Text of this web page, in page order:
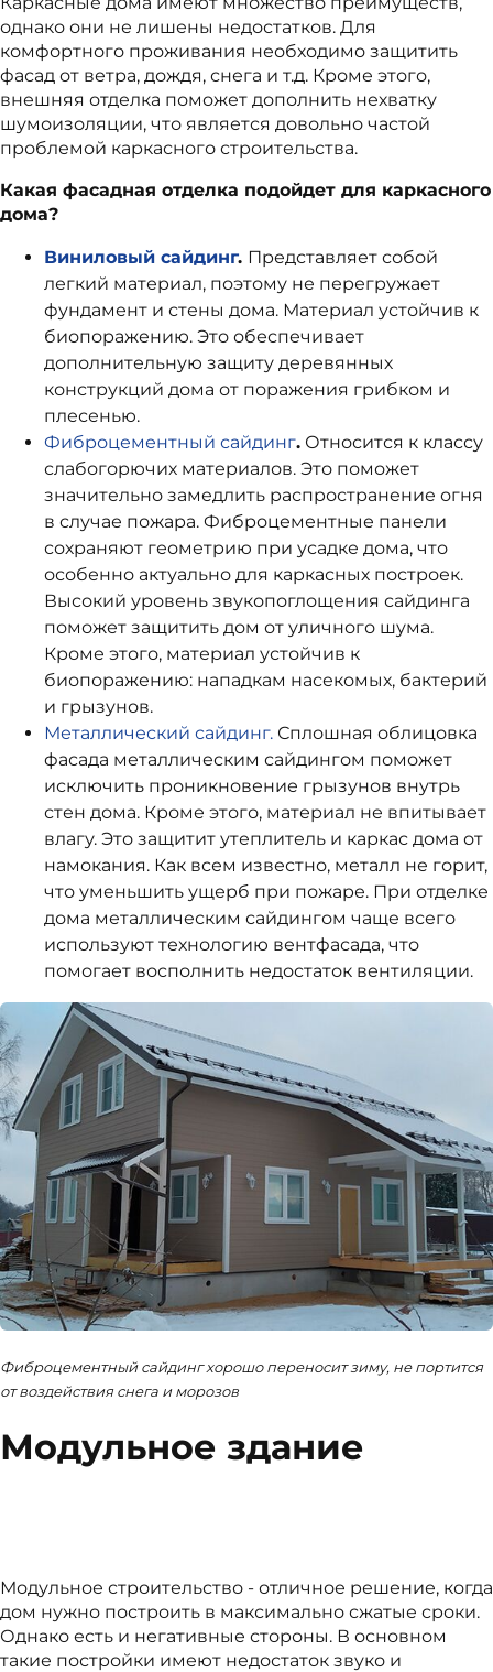
однако они не лишены недостатков. Для
комфортного проживания необходимо защитить
фасад от ветра, дождя, снега и т.д. Кроме этого,
внешняя отделка поможет дополнить нехватку
шумоизоляции, что является довольно частой
проблемой каркасного строительства.
Какая фасадная отделка подойдет для каркасного
дома?
Виниловый сайдинг. Представляет собой
легкий материал, поэтому не перегружает
фундамент и стены дома. Материал устойчив к
биопоражению. Это обеспечивает
дополнительную защиту деревянных
конструкций дома от поражения грибком и
плесенью.
Фиброцементный сайдинг. Относится к классу
слабогорючих материалов. Это поможет
значительно замедлить распространение огня
в случае пожара. Фиброцементные панели
сохраняют геометрию при усадке дома, что
особенно актуально для каркасных построек.
Высокий уровень звукопоглощения сайдинга
поможет защитить дом от уличного шума.
Кроме этого, материал устойчив к
биопоражению: нападкам насекомых, бактерий
и грызунов.
Металлический сайдинг. Сплошная облицовка
фасада металлическим сайдингом поможет
исключить проникновение грызунов внутрь
стен дома. Кроме этого, материал не впитывает
влагу. Это защитит утеплитель и каркас дома от
намокания. Как всем известно, металл не горит,
что уменьшить ущерб при пожаре. При отделке
дома металлическим сайдингом чаще всего
используют технологию вентфасада, что
помогает восполнить недостаток вентиляции.
Фиброцементный сайдинг хорошо переносит зиму, не портится
от воздействия снега и морозов
Модульное здание
Модульное строительство - отличное решение, когда
дом нужно построить в максимально сжатые сроки.
Однако есть и негативные стороны. В основном
такие постройки имеют недостаток звуко и